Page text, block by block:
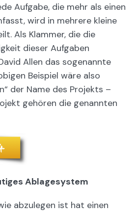
Aufgabe, die mehr als einen
wird in mehrere kleine
Als Klammer, die die
dieser Aufgaben
Allen das sogenannte
Beispiel wäre also
der Name des Projekts –
gehören die genannten
Ablagesystem
abzulegen ist hat einen